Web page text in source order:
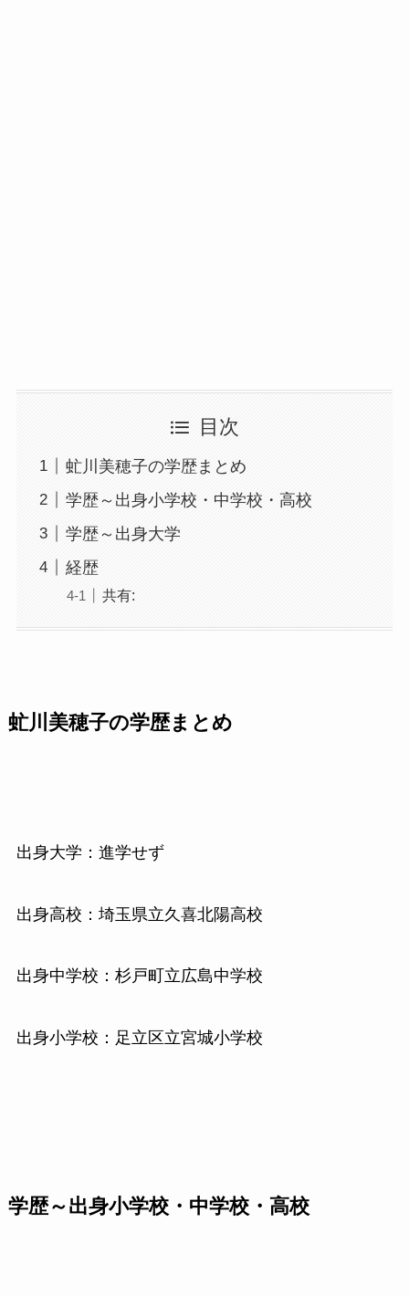
目次
虻川美穂子の学歴まとめ
学歴～出身小学校・中学校・高校
学歴～出身大学
経歴
共有:
虻川美穂子の学歴まとめ
出身大学：進学せず
出身高校：埼玉県立久喜北陽高校
出身中学校：杉戸町立広島中学校
出身小学校：足立区立宮城小学校
学歴～出身小学校・中学校・高校